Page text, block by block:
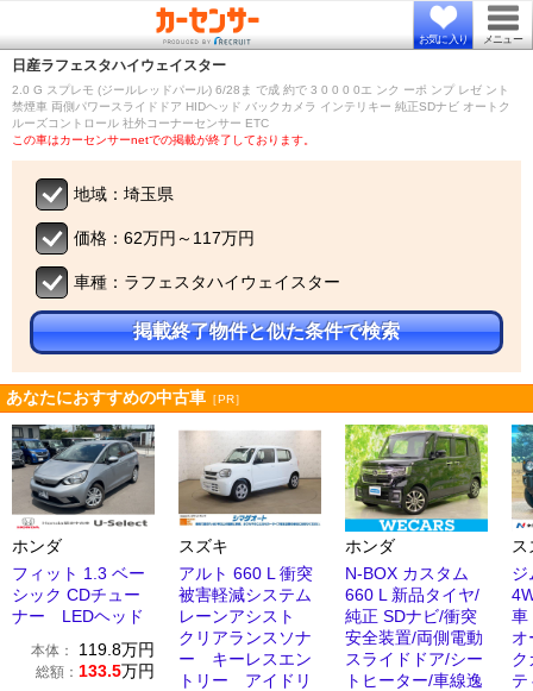
お気に入り メニュー
日産ラフェスタハイウェイスター
2.0 G スプレモ (ジールレッドパール) 6/28ま で成 約で 3 0 0 0 0エ ンク ーポ ンプ レゼ ント
禁煙車 両側パワースライドドア HIDヘッド バックカメラ インテリキー 純正SDナビ オートク
ルーズコントロール 社外コーナーセンサー ETC
この車はカーセンサーnetでの掲載が終了しております。
地域：埼玉県
価格：62万円～117万円
車種：ラフェスタハイウェイスター
掲載終了物件と似た条件で検索
あなたにおすすめの中古車 ［PR］
ホンダ
フィット 1.3 ベー
シック CDチュー
ナー LEDヘッド
本体： 119.8万円
総額： 133.5万円
スズキ
アルト 660 L 衝突
被害軽減システム
レーンアシスト
クリアランスソナ
ー キーレスエン
トリー アイドリ
ホンダ
N-BOX カスタム
660 L 新品タイヤ/
純正 SDナビ/衝突
安全装置/両側電動
スライドドア/シー
トヒーター/車線逸
ス
ジ
車